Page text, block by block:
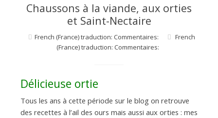
Chaussons à la viande, aux orties
et Saint-Nectaire
French (France) traduction: Commentaires:
French
(France) traduction: Commentaires:
Délicieuse ortie
Tous les ans à cette période sur le blog on retrouve
des recettes à l’ail des ours mais aussi aux orties : mes